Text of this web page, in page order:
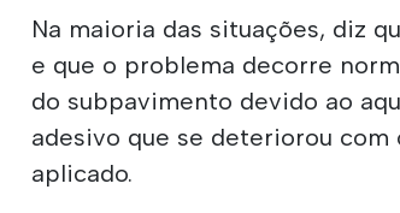
Na maioria das situações, diz
e que o problema decorre
do subpavimento devido ao
adesivo que se deteriorou
aplicado.